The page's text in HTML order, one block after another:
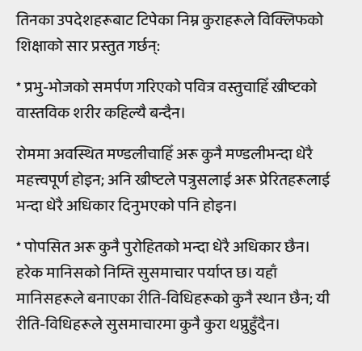
तिनका उपदेशहरूबाट टिपेका निम्न कुराहरूले विक्लिफको
शिक्षाको सार प्रस्तुत गर्छन्:
* प्रभु-भोजको समर्पण गरिएको पवित्र वस्तुचाहिँ ख्रीष्टको
वास्तविक शरीर कहिल्यै बन्दैन।
रोममा अवस्थित मण्डलीचाहिँ अरू कुनै मण्डलीभन्दा धेरै
महत्त्वपूर्ण होइन; अनि ख्रीष्टले पत्रुसलाई अरू प्रेरितहरूलाई
भन्दा धेरै अधिकार दिनुभएको पनि होइन।
* पोपसित अरू कुनै पुरोहितको भन्दा धेरै अधिकार छैन।
हरेक मानिसको निम्ति सुसमाचार पर्याप्त छ। यहाँ
मानिसहरूले बनाएका रीति-विधिहरूको कुनै स्थान छैन; यी
रीति-विधिहरूले सुसमाचारमा कुनै कुरा थप्नुहुँदैन।